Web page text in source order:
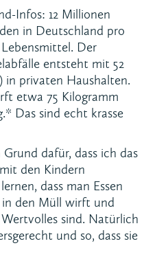
Infos: 12 Millionen
in Deutschland pro
Der
entsteht mit 52
in privaten Haushalten.
etwa 75 Kilogramm
Das sind echt krasse
dafür, dass ich das
den Kindern
dass man Essen
den Müll wirft und
sind. Natürlich
und so, dass sie